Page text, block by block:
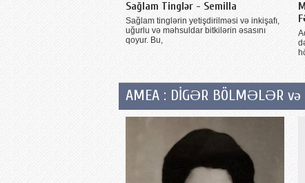
Sağlam Tinglər - Semilla
Sağlam tinglərin yetişdirilməsi və inkişafı,
uğurlu və məhsuldar bitkilərin əsasını
qoyur. Bu,
AMEA : DİGƏR BÖLMƏLƏR